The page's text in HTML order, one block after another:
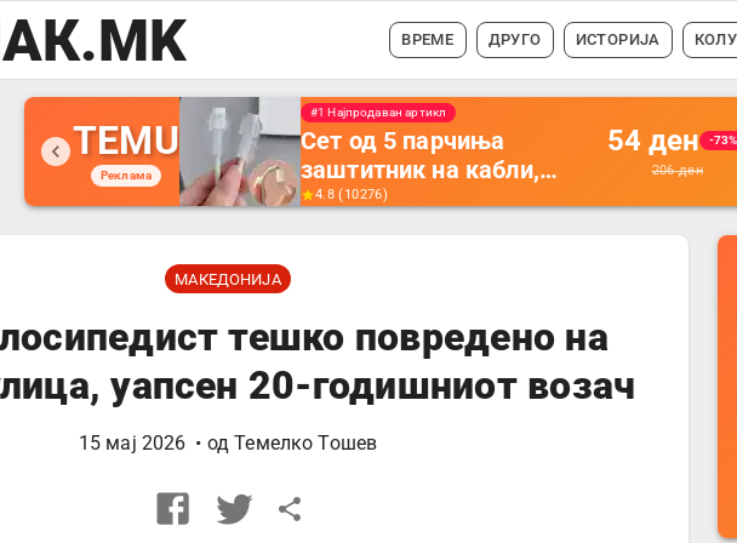
ВРЕМЕ ДРУГО ИСТОРИЈА
TEMU
Реклама
#1 Најпродавано
Држач за полнење на
телефон кој се монтира
на ѕид -
далечински управувач
4.5(16742
56 ден -35%
87ден
МАКЕДОНИЈА
тешко повредено на
уапсен 20-годишниот возач
15 мај 2026 • одТемелко Тошев